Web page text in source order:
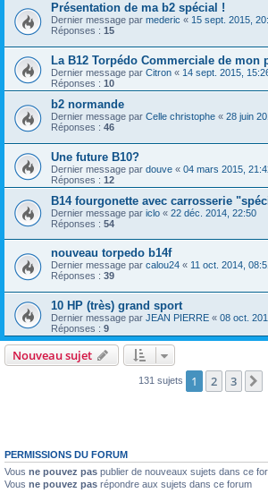
Présentation de ma b2 spécial !
Dernier message par mederic « 15 sept. 2015,
Réponses : 15
La B12 Torpédo Commerciale de mon
Dernier message par Citron « 14 sept. 2015,
Réponses : 10
b2 normande
Dernier message par Celle christophe « 28 juin
Réponses : 46
Une future B10?
Dernier message par douve « 04 mars 2015,
Réponses : 12
B14 fourgonette avec carrosserie
Dernier message par iclo « 22 déc. 2014, 22:50
Réponses : 54
nouveau torpedo b14f
Dernier message par calou24 « 11 oct. 2014,
Réponses : 39
10 HP (très) grand sport
Dernier message par JEAN PIERRE « 08 oct.
Réponses : 9
Nouveau sujet
131 sujets 1 2 3
PERMISSIONS DU FORUM
Vous ne pouvez pas publier de nouveaux sujets dans ce
Vous ne pouvez pas répondre aux sujets dans ce forum